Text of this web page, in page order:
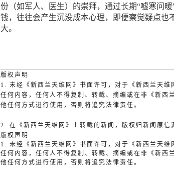
份（如军人、医生）的崇拜，通过长期“嘘寒问
钱，往往会产生沉没成本心理，即便察觉疑点也
大。
版权声明
1. 未经《新西兰天维网》书面许可，对于《新西兰天
任何内容，任何人不得复制、转载、摘编或在非《新西
他任何方式进行使用，否则将追究法律责任。
2. 在《新西兰天维网》上转载的新闻，版权归新闻原信
版权声明
1. 未经《新西兰天维网》书面许可，对于《新西兰天
任何内容，任何人不得复制、转载、摘编或在非《新西
他任何方式进行使用，否则将追究法律责任。